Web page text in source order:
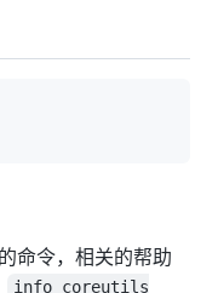
命令，相关的帮助
info coreutils